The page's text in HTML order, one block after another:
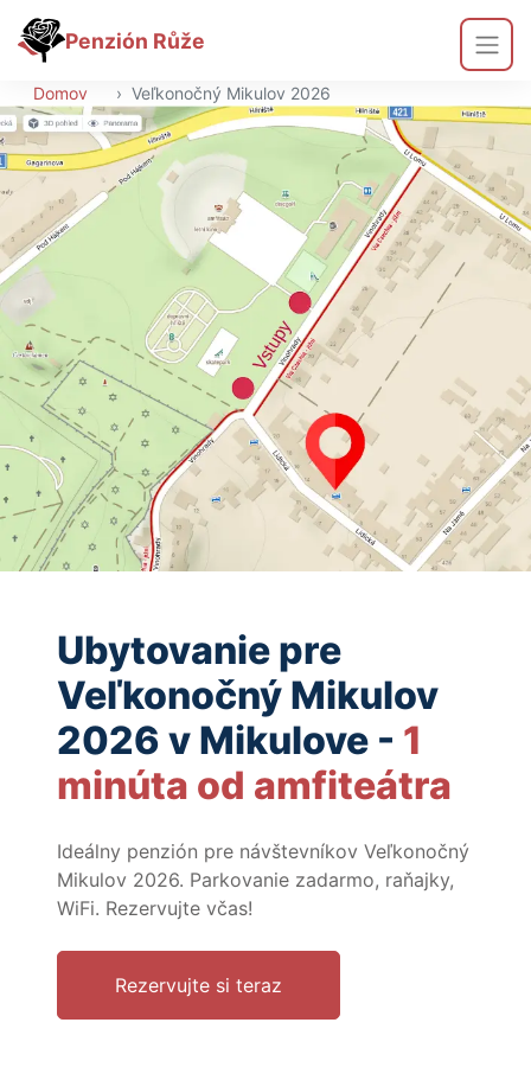
Penzión Růže
Domov › Veľkonočný Mikulov 2026
Ubytovanie pre
Veľkonočný Mikulov
2026 v Mikulove - 1
minúta od amfiteátra
Ideálny penzión pre návštevníkov Veľkonočný
Mikulov 2026. Parkovanie zadarmo, raňajky,
WiFi. Rezervujte včas!
Rezervujte si teraz